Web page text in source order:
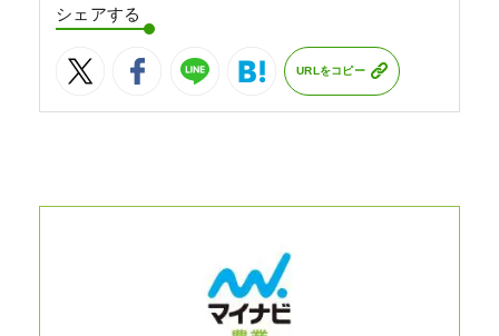
シェアする
URLをコピー